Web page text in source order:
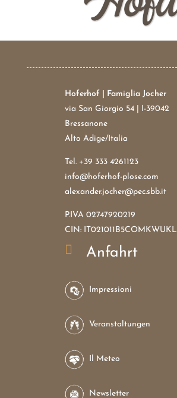
Hoferhof | Famiglia Jocher
via San Giorgio 54 | I-39042
Bressanone
Alto Adige/Italia
Tel. +39 333 4261123
info@hoferhof-plose.com
alexander.jocher@pec.sbb.it
P.IVA 02747920219
CIN: IT021011B5COMKWUKL
 Anfahrt
Impressioni
Veranstaltungen
Il Meteo
Newsletter